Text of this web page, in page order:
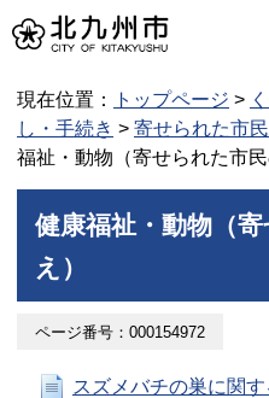
現在位置： トップページ >
し・手続き > 寄せられた市
福祉・動物（寄せられた市民
健康福祉・動物（
え）
ページ番号：000154972
スズメバチの巣に関